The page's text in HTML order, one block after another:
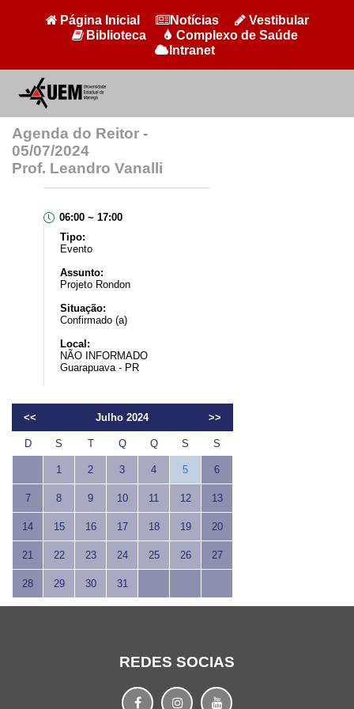
Página Inicial Notícias
Vestibular
Biblioteca
Complexo de Saúde
Intranet
Agenda do Reitor -
05/07/2024
Prof. Leandro Vanalli
06:00 ~ 17:00
Tipo:
Evento
Assunto:
Projeto Rondon
Situação:
Confirmado (a)
Local:
NÃO INFORMADO
Guarapuava - PR
<< Julho 2024 >>
D S T Q Q S S
1 2 3 4 5 6
7 8 9 10 11 12 13
14 15 16 17 18 19 20
21 22 23 24 25 26 27
28 29 30 31
REDES SOCIAS